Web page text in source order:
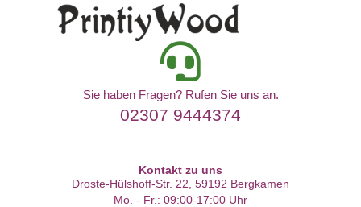
Sie haben Fragen? Rufen Sie uns an.
02307 9444374
Kontakt zu uns
Droste-Hülshoff-Str. 22, 59192 Bergkamen
Mo. - Fr.: 09:00-17:00 Uhr